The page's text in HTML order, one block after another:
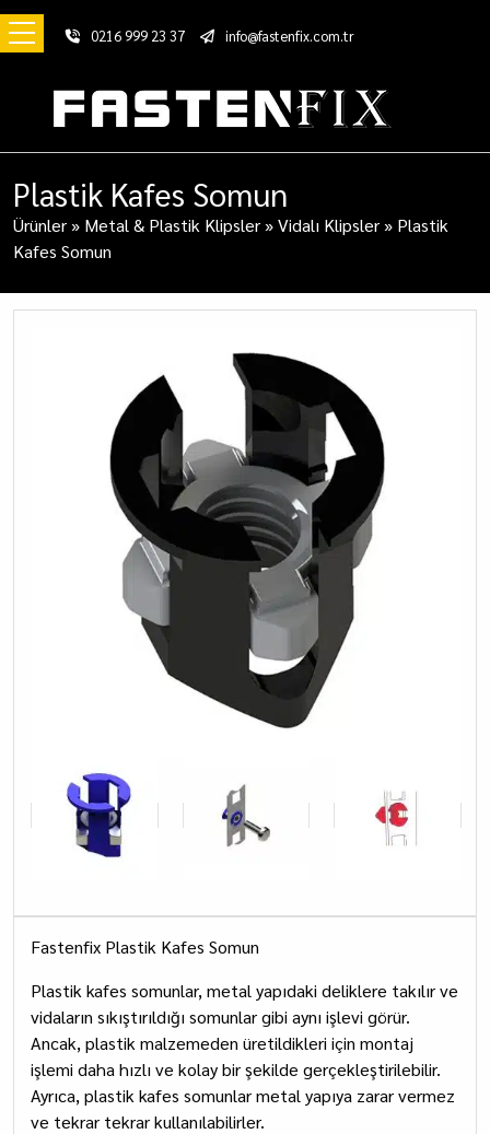
0216 999 23 37 info@fastenfix.com.tr
Plastik Kafes Somun
Ürünler» Metal & Plastik Klipsler»Vidalı Klipsler» Plastik
Kafes Somun
Fastenfix Plastik Kafes Somun
Plastik kafes somunlar, metal yapıdaki deliklere takılır ve
vidaların sıkıştırıldığı somunlar gibi aynı işlevi görür.
Ancak, plastik malzemeden üretildikleri için montaj
işlemi daha hızlı ve kolay bir şekilde gerçekleştirilebilir.
Ayrıca, plastik kafes somunlar metal yapıya zarar vermez
ve tekrar tekrar kullanılabilirler.